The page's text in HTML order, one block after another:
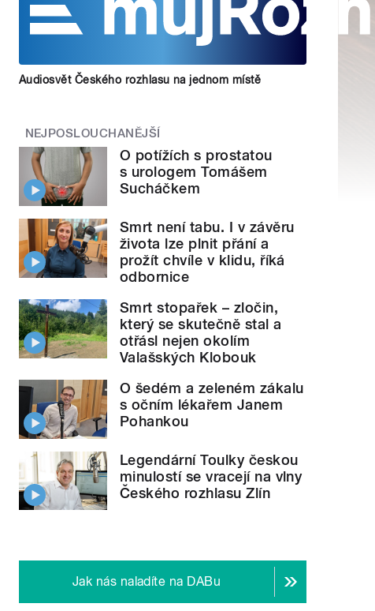
Audiosvět Českého rozhlasu na jednom místě
NEJPOSLOUCHANĚJŠÍ
O potížích s prostatou
s urologem Tomášem
Sucháčkem
Smrt není tabu. I v závěru
života lze plnit přání a
prožít chvíle v klidu, říká
odbornice
Smrt stopařek – zločin,
který se skutečně stal a
otřásl nejen okolím
Valašských Klobouk
O šedém a zeleném zákalu
s očním lékařem Janem
Pohankou
Legendární Toulky českou
minulostí se vracejí na vlny
Českého rozhlasu Zlín
Jak nás naladíte na DABu